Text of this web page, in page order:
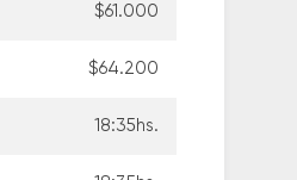
$61.000
$64.200
18:35hs.